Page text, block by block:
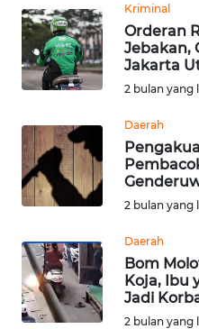
Kriminal
Orderan
Jebakan,
Jakarta
2 bulan yang
Daerah
2 bulan yang
Daerah
Bom
Koja, Ibu
Jadi
2 bulan yang
EKUIN
SAINS-TEKNO
INTERNASIONAL
PENDIDIKAN
OLAHRAGA